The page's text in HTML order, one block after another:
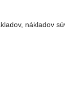
nákladov